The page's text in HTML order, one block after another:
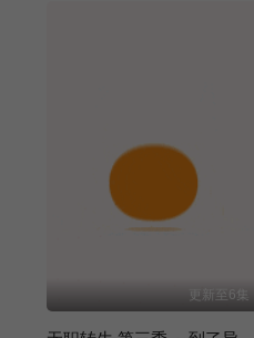
更新至6集